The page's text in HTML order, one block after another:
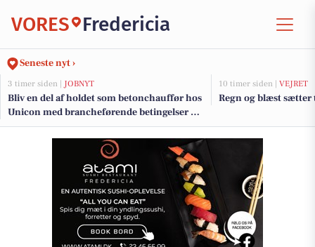
VORES Fredericia
Seneste nyt ›
3 timer siden | JOBNYT
Bliv en del af holdet som betonchauffør hos
Unicon med brancheførende betingelser og
karrieremuligheder
10 timer siden | VEJRET
Regn og blæst sætter